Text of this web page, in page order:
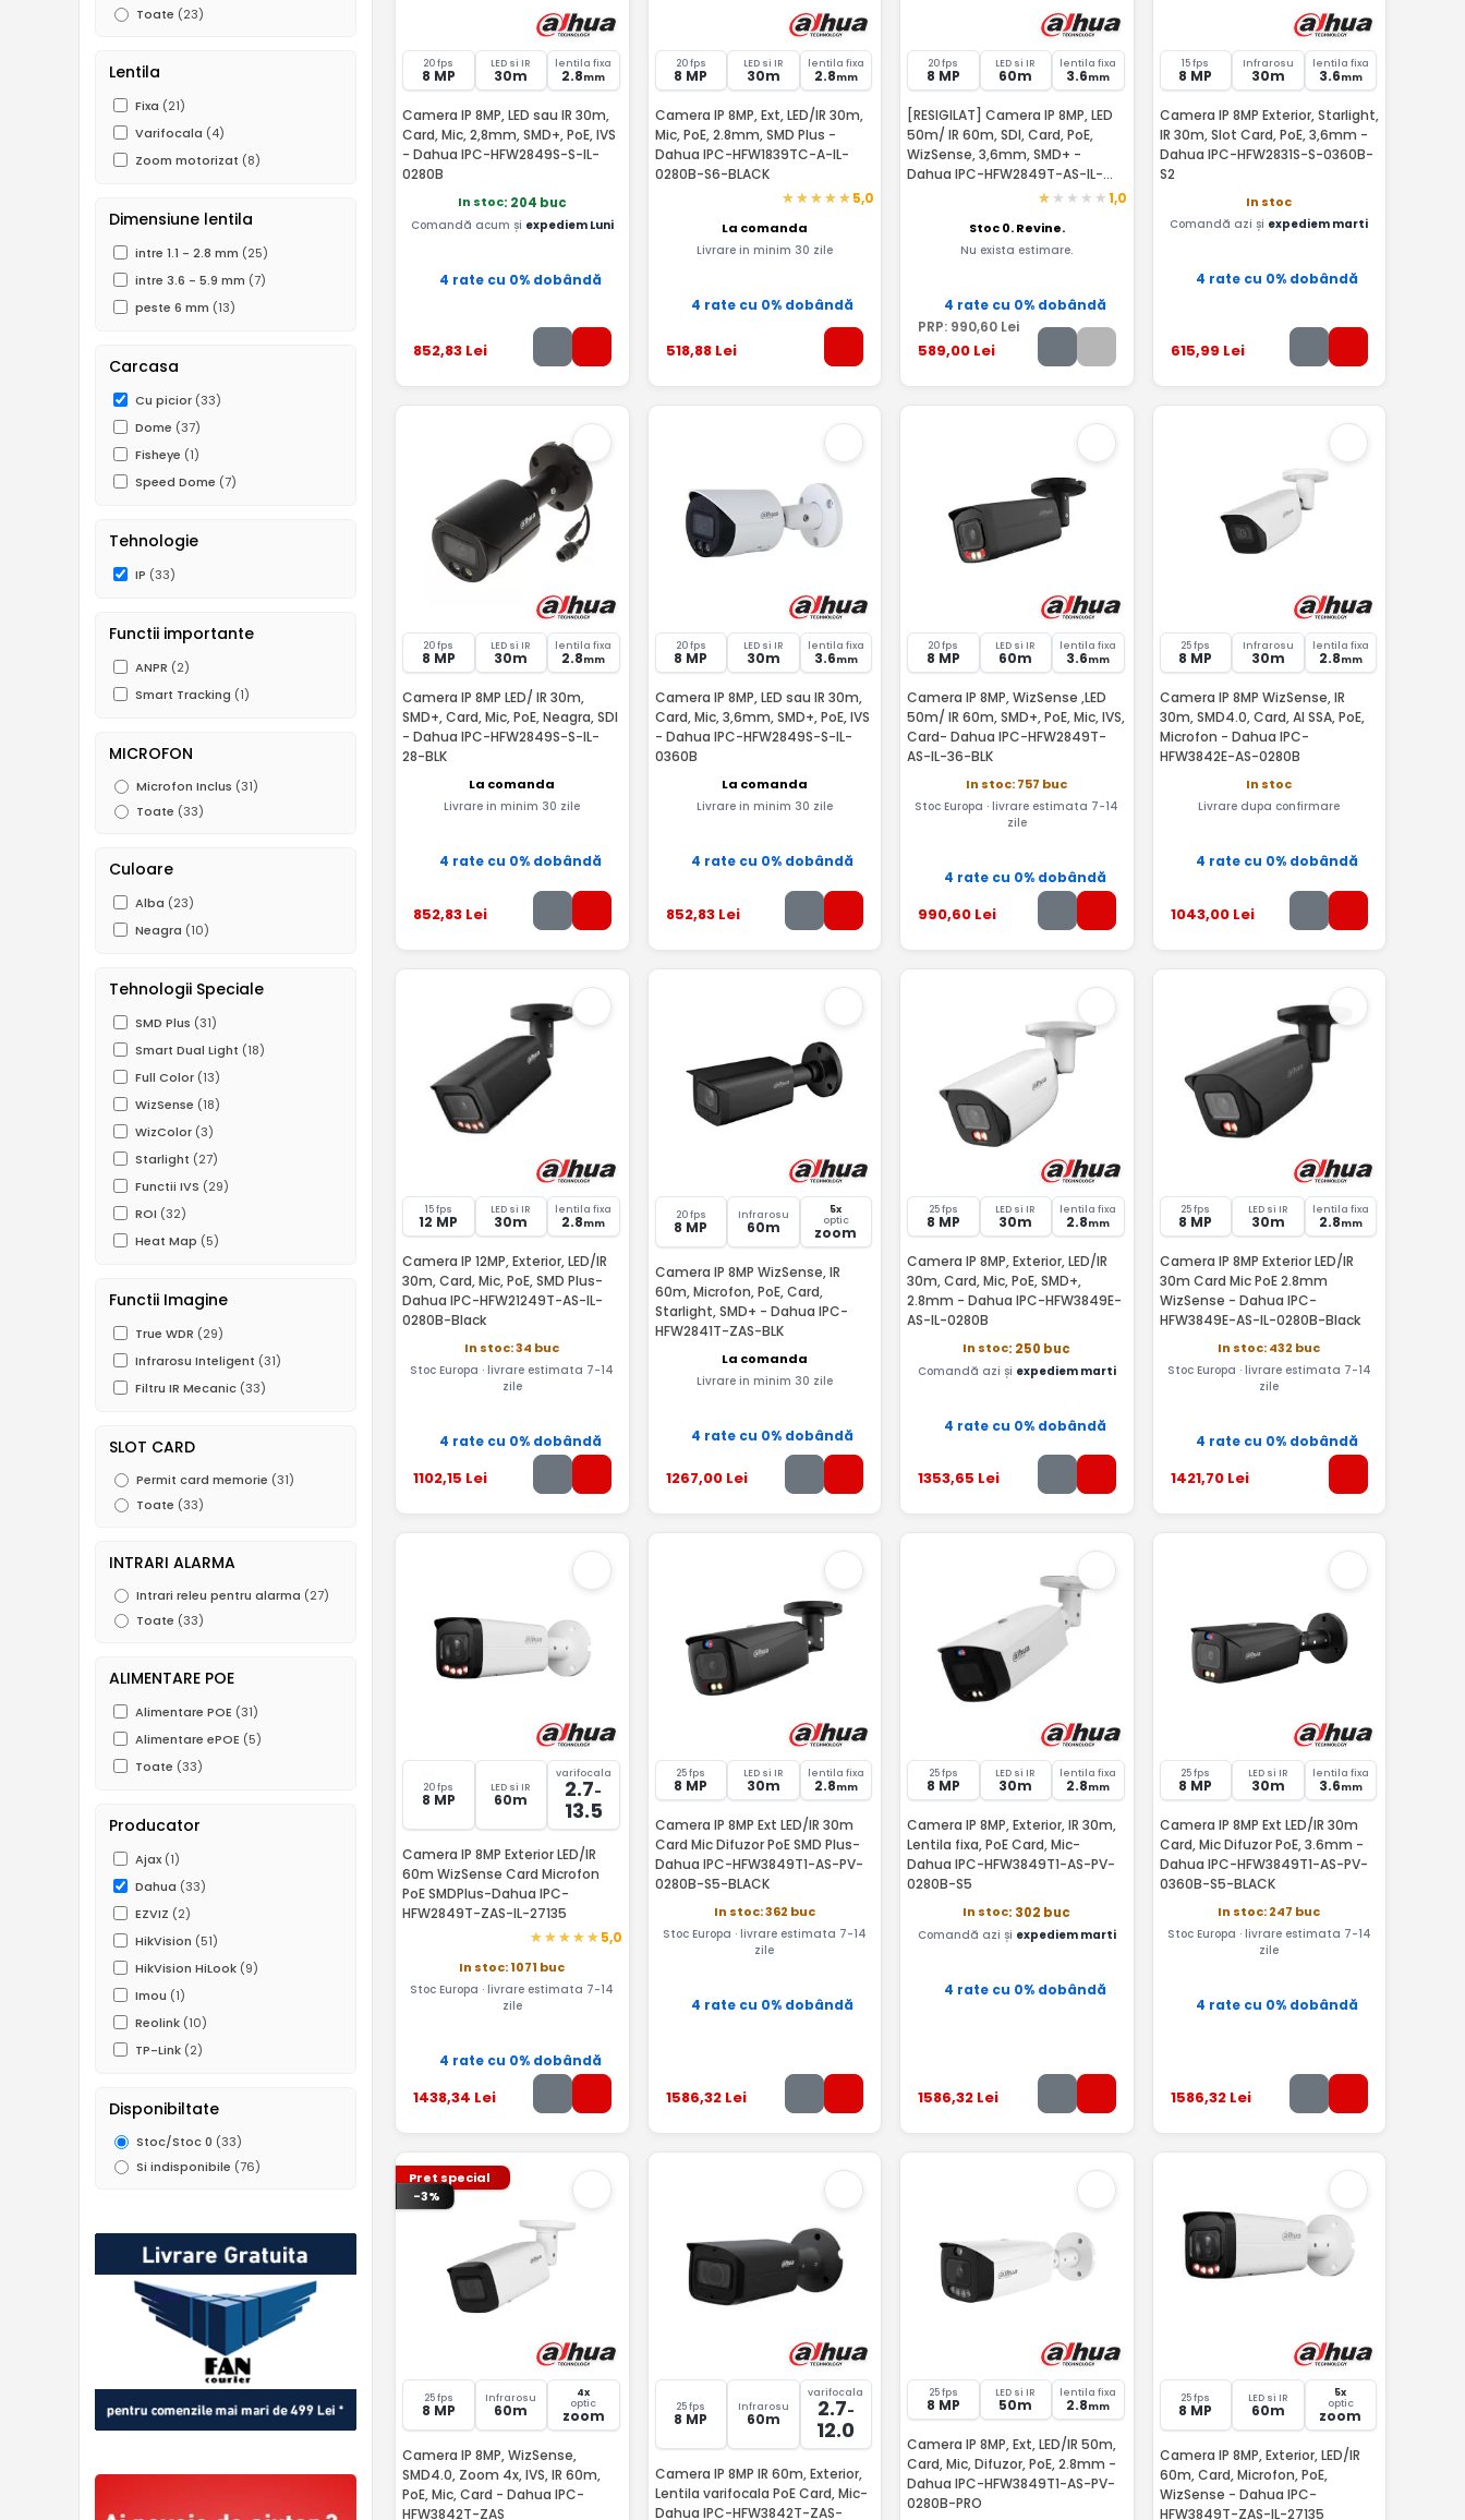
Toate (23)
Lentila
Fixa (21)
Varifocala (4)
Zoom motorizat (8)
Dimensiune lentila
intre 1.1 - 2.8 mm (25)
intre 3.6 - 5.9 mm (7)
peste 6 mm (13)
Carcasa
Cu picior (33)
Dome (37)
Fisheye (1)
Speed Dome (7)
Tehnologie
IP (33)
Functii importante
ANPR (2)
Smart Tracking (1)
MICROFON
Microfon Inclus (31)
Toate (33)
Culoare
Alba (23)
Neagra (10)
Tehnologii Speciale
SMD Plus (31)
Smart Dual Light (18)
Full Color (13)
WizSense (18)
WizColor (3)
Starlight (27)
Functii IVS (29)
ROI (32)
Heat Map (5)
Functii Imagine
True WDR (29)
Infrarosu Inteligent (31)
Filtru IR Mecanic (33)
SLOT CARD
Permit card memorie (31)
Toate (33)
INTRARI ALARMA
Intrari releu pentru alarma (27)
Toate (33)
ALIMENTARE POE
Alimentare POE (31)
Alimentare ePOE (5)
Toate (33)
Producator
Ajax (1)
Dahua (33)
EZVIZ (2)
HikVision (51)
HikVision HiLook (9)
Imou (1)
Reolink (10)
TP-Link (2)
Disponibiltate
Stoc/Stoc 0 (33)
Si indisponibile (76)
20 fps
8 MP
LED si IR
30m
lentila fixa
2.8mm
Camera IP 8MP, LED sau IR 30m,
Card, Mic, 2,8mm, SMD+, PoE, IVS
- Dahua IPC-HFW2849S-S-IL-
0280B
In stoc: 204 buc
Comandă acum și expediem Luni
4 rate cu 0% dobândă
852,83 Lei
20 fps
8 MP
LED si IR
30m
lentila fixa
2.8mm
Camera IP 8MP, Ext, LED/IR 30m,
Mic, PoE, 2.8mm, SMD Plus -
Dahua IPC-HFW1839TC-A-IL-
0280B-S6-BLACK
5,0
La comanda
Livrare in minim 30 zile
4 rate cu 0% dobândă
518,88Lei
20 fps
8 MP
LED si IR
60m
lentila fixa
3.6mm
[RESIGILAT] Camera IP 8MP, LED
50m/ IR 60m, SDI, Card, PoE,
WizSense, 3,6mm, SMD+ -
Dahua IPC-HFW2849T-AS-IL-
1,0
Stoc 0. Revine.
Nu exista estimare.
4 rate cu 0% dobândă
PRP: 990,60 Lei
589,00 Lei
15 fps
8 MP
Infrarosu
30m
lentila fixa
3.6mm
Camera IP 8MP Exterior, Starlight,
IR 30m, Slot Card, PoE, 3,6mm -
Dahua IPC-HFW2831S-S-0360B-
S2
In stoc
Comandă azi și expediem marti
4 rate cu 0% dobândă
615,99 Lei
20 fps
8 MP
LED si IR
30m
lentila fixa
2.8mm
Camera IP 8MP LED/ IR 30m,
SMD+, Card, Mic, PoE, Neagra, SDI
- Dahua IPC-HFW2849S-S-IL-
28-BLK
La comanda
Livrare in minim 30 zile
4 rate cu 0% dobândă
852,83 Lei
20 fps
8 MP
LED si IR
30m
lentila fixa
3.6mm
Camera IP 8MP, LED sau IR 30m,
Card, Mic, 3,6mm, SMD+, PoE, IVS
- Dahua IPC-HFW2849S-S-IL-
0360B
La comanda
Livrare in minim 30 zile
4 rate cu 0% dobândă
852,83Lei
20 fps
8 MP
LED si IR
60m
lentila fixa
3.6mm
Camera IP 8MP, WizSense ,LED
50m/ IR 60m, SMD+, PoE, Mic, IVS,
Card- Dahua IPC-HFW2849T-
AS-IL-36-BLK
In stoc: 757 buc
Stoc Europa · livrare estimata 7-14
zile
4 rate cu 0% dobândă
990,60 Lei
25 fps
8 MP
Infrarosu
30m
lentila fixa
2.8mm
Camera IP 8MP WizSense, IR
30m, SMD4.0, Card, AI SSA, PoE,
Microfon - Dahua IPC-
HFW3842E-AS-0280B
In stoc
Livrare dupa confirmare
4 rate cu 0% dobândă
1043,00Lei
15 fps
12 MP
LED si IR
30m
lentila fixa
2.8mm
Camera IP 12MP, Exterior, LED/IR
30m, Card, Mic, PoE, SMD Plus-
Dahua IPC-HFW21249T-AS-IL-
0280B-Black
In stoc: 34 buc
Stoc Europa · livrare estimata 7-14
zile
4 rate cu 0% dobândă
1102,15 Lei
20 fps
8 MP
Infrarosu
60m
5x
optic
zoom
Camera IP 8MP WizSense, IR
60m, Microfon, PoE, Card,
Starlight, SMD+ - Dahua IPC-
HFW2841T-ZAS-BLK
La comanda
Livrare in minim 30 zile
4 rate cu 0% dobândă
1267,00Lei
25 fps
8 MP
LED si IR
30m
lentila fixa
2.8mm
Camera IP 8MP, Exterior, LED/IR
30m, Card, Mic, PoE, SMD+,
2.8mm - Dahua IPC-HFW3849E-
AS-IL-0280B
In stoc: 250 buc
Comandă azi și expediem marti
4 rate cu 0% dobândă
1353,65 Lei
25 fps
8 MP
LED si IR
30m
lentila fixa
2.8mm
Camera IP 8MP Exterior LED/IR
30m Card Mic PoE 2.8mm
WizSense - Dahua IPC-
HFW3849E-AS-IL-0280B-Black
In stoc: 432 buc
Stoc Europa · livrare estimata 7-14
zile
4 rate cu 0% dobândă
1421,70Lei
20 fps
8 MP
LED si IR
60m
varifocala
2.7-
13.5
Camera IP 8MP Exterior LED/IR
60m WizSense Card Microfon
PoE SMDPlus-Dahua IPC-
HFW2849T-ZAS-IL-27135
5,0
In stoc: 1071 buc
Stoc Europa · livrare estimata 7-14
zile
4 rate cu 0% dobândă
1438,34 Lei
25 fps
8 MP
LED si IR
30m
lentila fixa
2.8mm
Camera IP 8MP Ext LED/IR 30m
Card Mic Difuzor PoE SMD Plus-
Dahua IPC-HFW3849T1-AS-PV-
0280B-S5-BLACK
In stoc: 362 buc
Stoc Europa · livrare estimata 7-14
zile
4 rate cu 0% dobândă
1586,32Lei
25 fps
8 MP
LED si IR
30m
lentila fixa
2.8mm
Camera IP 8MP, Exterior, IR 30m,
Lentila fixa, PoE Card, Mic-
Dahua IPC-HFW3849T1-AS-PV-
0280B-S5
In stoc: 302 buc
Comandă azi și expediem marti
4 rate cu 0% dobândă
1586,32 Lei
25 fps
8 MP
LED si IR
30m
lentila fixa
3.6mm
Camera IP 8MP Ext LED/IR 30m
Card, Mic Difuzor PoE, 3.6mm -
Dahua IPC-HFW3849T1-AS-PV-
0360B-S5-BLACK
In stoc: 247 buc
Stoc Europa · livrare estimata 7-14
zile
4 rate cu 0% dobândă
1586,32Lei
Pret special
-3%
25 fps
8 MP
Infrarosu
60m
4x
optic
zoom
Camera IP 8MP, WizSense,
SMD4.0, Zoom 4x, IVS, IR 60m,
PoE, Mic, Card - Dahua IPC-
HFW3842T-ZAS
25 fps
8 MP
Infrarosu
60m
varifocala
2.7-
12.0
Camera IP 8MP IR 60m, Exterior,
Lentila varifocala PoE Card, Mic-
Dahua IPC-HFW3842T-ZAS-
25 fps
8 MP
LED si IR
50m
lentila fixa
2.8mm
Camera IP 8MP, Ext, LED/IR 50m,
Card, Mic, Difuzor, PoE, 2.8mm -
Dahua IPC-HFW3849T1-AS-PV-
0280B-PRO
25 fps
8 MP
LED si IR
60m
5x
optic
zoom
Camera IP 8MP, Exterior, LED/IR
60m, Card, Microfon, PoE,
WizSense - Dahua IPC-
HFW3849T-ZAS-IL-27135